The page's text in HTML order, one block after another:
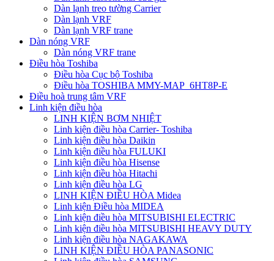
Dàn lạnh treo tường Carrier
Dàn lạnh VRF
Dàn lạnh VRF trane
Dàn nóng VRF
Dàn nóng VRF trane
Điều hòa Toshiba
Điều hòa Cục bộ Toshiba
Điều hòa TOSHIBA MMY-MAP_6HT8P-E
Điều hoà trung tâm VRF
Linh kiện điều hòa
LINH KIỆN BƠM NHIỆT
Linh kiện điều hòa Carrier- Toshiba
Linh kiện điều hòa Daikin
Linh kiện điều hòa FULUKI
Linh kiện điều hòa Hisense
Linh kiện điều hòa Hitachi
Linh kiện điều hòa LG
LINH KIỆN ĐIỀU HÒA Midea
Linh kiện Điều hòa MIDEA
Linh kiện điều hòa MITSUBISHI ELECTRIC
Linh kiện điều hòa MITSUBISHI HEAVY DUTY
Linh kiện điều hòa NAGAKAWA
LINH KIỆN ĐIỀU HÒA PANASONIC